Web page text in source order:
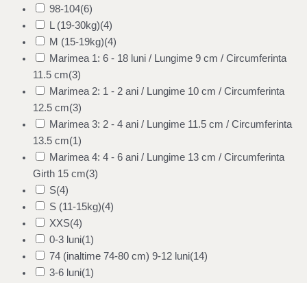
98-104(6)
L (19-30kg)(4)
M (15-19kg)(4)
Marimea 1: 6 - 18 luni / Lungime 9 cm / Circumferinta
11.5 cm(3)
Marimea 2: 1 - 2 ani / Lungime 10 cm / Circumferinta
12.5 cm(3)
Marimea 3: 2 - 4 ani / Lungime 11.5 cm / Circumferinta
13.5 cm(1)
Marimea 4: 4 - 6 ani / Lungime 13 cm / Circumferinta
Girth 15 cm(3)
S(4)
S (11-15kg)(4)
XXS(4)
0-3 luni(1)
74 (inaltime 74-80 cm) 9-12 luni(14)
3-6 luni(1)